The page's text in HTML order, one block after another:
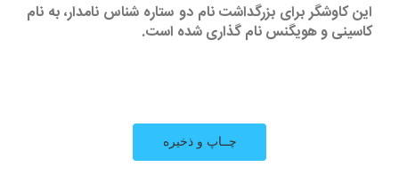
این کاوشگر برای بزرگداشت نام دو ستاره شناس نامدار، به نام
کاسینی و هویگنس نام گذاری شده است.